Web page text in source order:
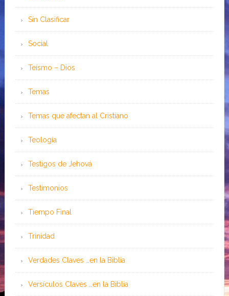
Sin Clasificar
Social
Teísmo – Dios
Temas
Temas que afectan al Cristiano
Teología
Testigos de Jehová
Testimonios
Tiempo Final
Trinidad
Verdades Claves …en la Biblia
Versículos Claves …en la Biblia